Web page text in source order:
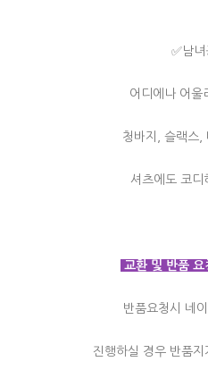
✅남녀
어디에나 어울
청바지, 슬랙스,
셔츠에도 코디
교환 및 반품
반품요청시 네
진행하실 경우 반품지